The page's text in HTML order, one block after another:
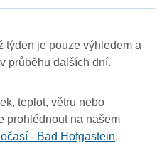
týden je pouze výhledem a
průběhu dalších dní.
teplot, větru nebo
prohlédnout na našem
- Bad Hofgastein.